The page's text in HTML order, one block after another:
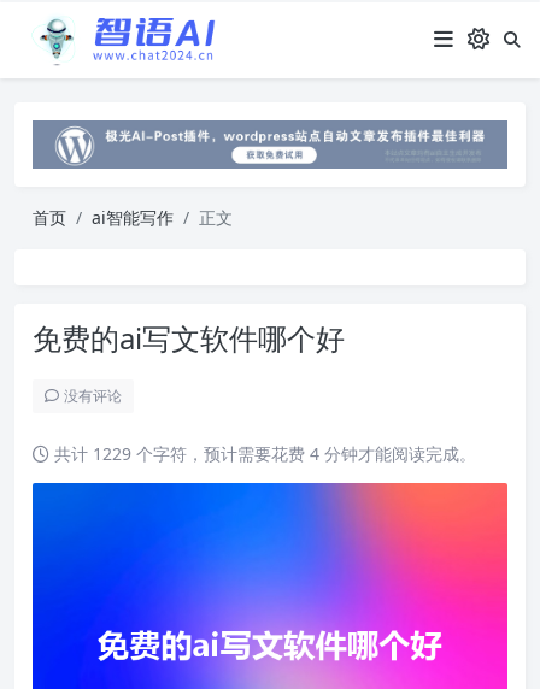
首页 ai智能写作 正文
免费的ai写文软件哪个好
没有评论
共计 1229 个字符，预计需要花费 4 分钟才能阅读完成。